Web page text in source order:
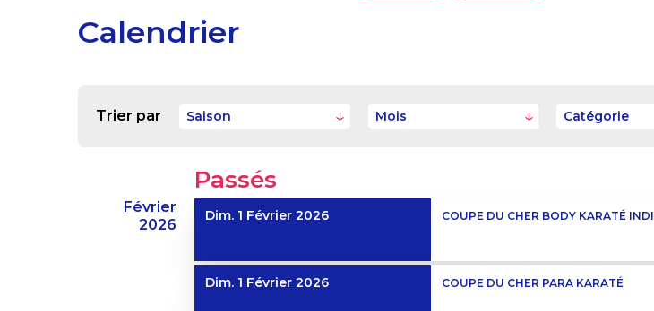
Calendrier
Trier par Saison Mois
Passés
Février
2026
Dim. 1 Février 2026 COUPE DU CHER BODY KARATÉ
Dim. 1 Février 2026 COUPE DU CHER PARA KARATÉ